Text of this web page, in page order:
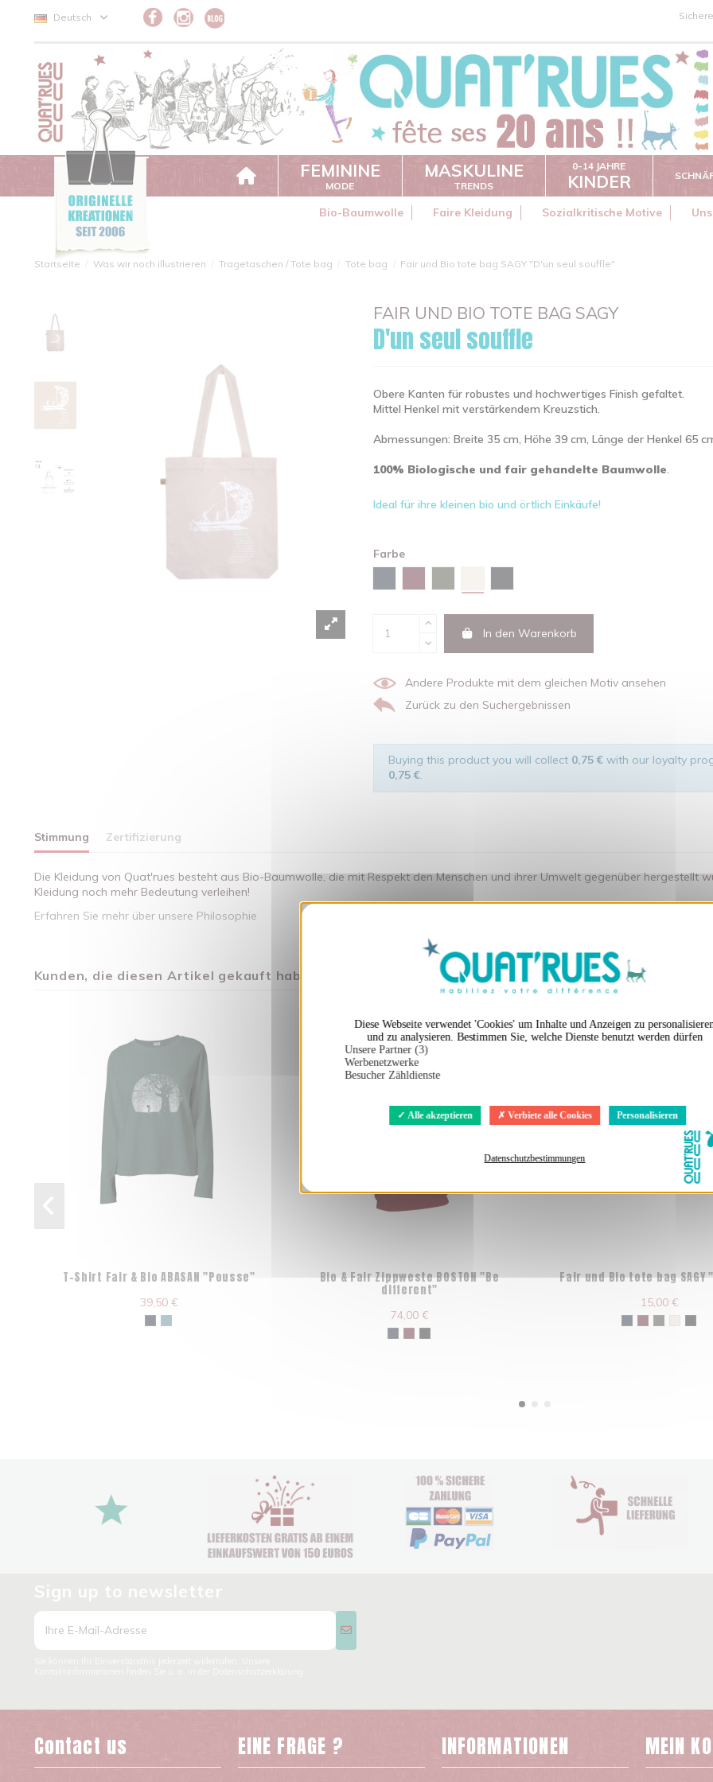
Diese Webseite verwendet 'Cookies' um Inhalte und Anzeigen zu
und zu analysieren. Bestimmen Sie, welche Dienste benutzt werden dürfen
Unsere Partner (3)
Werbenetzwerke
Besucher Zähldienste
Alle akzeptieren Verbiete alle Cookies Personalisieren
Datenschutzbestimmungen
Deutsch
FEMININE
MODE
MASKULINE
TRENDS
0-14 JAHRE
KINDER
Bio-Baumwolle Faire Kleidung Sozialkritische Motive
Startseite Was wir noch illustrieren Tragetaschen / Tote bag Tote bag Fair und Bio tote bag SAGY "D'un seul souffle"
FAIR UND BIO TOTE BAG SAGY
D'un seul souffle
Obere Kanten für robustes und hochwertiges Finish gefaltet.
Mittel Henkel mit verstärkendem Kreuzstich.
Abmessungen: Breite 35 cm, Höhe 39 cm, Länge der Henkel 65
100% Biologische und fair gehandelte Baumwolle.
Ideal für ihre kleinen bio und örtlich Einkäufe!
Farbe
In den Warenkorb
Andere Produkte mit dem gleichen Motiv ansehen
Zurück zu den Suchergebnissen
Buying this product you will collect 0,75 €with our loyalty
0,75 €.
Stimmung Zertifizierung
Die Kleidung von Quat'rues besteht aus Bio-Baumwolle, die mit Respekt den Menschen und ihrer Umwelt gegenüber hergestellt
Kleidung noch mehr Bedeutung verleihen!
Erfahren Sie mehr über unsere Philosophie
Kunden, die diesen Artikel gekauft haben, kauften auch ...
T-Shirt Fair & Bio ABASAN "Pousse"
39,50 €
Bio & Fair Zippweste BOSTON "Be
different"
74,00 €
Fair und Bio tote bag SAGY
15,00 €
Contact us EINE FRAGE ? INFORMATIONEN MEIN